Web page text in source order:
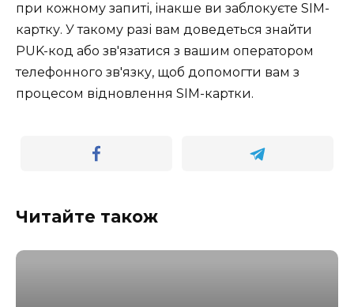
при кожному запиті, інакше ви заблокуєте SIM-
картку. У такому разі вам доведеться знайти
PUK-код або зв'язатися з вашим оператором
телефонного зв'язку, щоб допомогти вам з
процесом відновлення SIM-картки.
Читайте також